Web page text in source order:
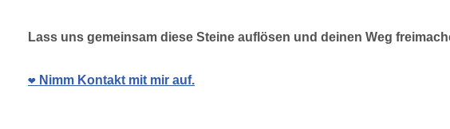
Lass uns gemeinsam diese Steine auflösen und deinen Weg
❤️ Nimm Kontakt mit mir auf.